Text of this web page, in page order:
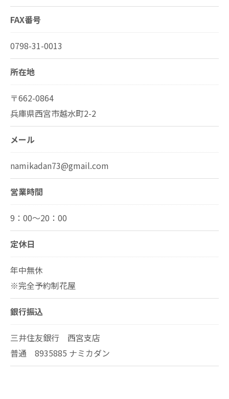
FAX番号
0798-31-0013
所在地
〒662-0864
兵庫県西宮市越水町2-2
メール
namikadan73@gmail.com
営業時間
9：00～20：00
定休日
年中無休
※完全予約制花屋
銀行振込
三井住友銀行 西宮支店
普通 8935885 ナミカダン